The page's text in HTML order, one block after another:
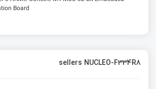
Board
sellers NUCLEO-F334R8